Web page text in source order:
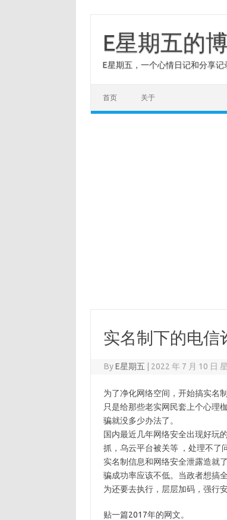
contentE星期五的
E星期五，一个心情日记和分享记
首页 关于
实名制下的电信
ByE星期五 2022 年 7 月 10 日
为了净化网络空间，开始搞实名
只是给那些老实网民套上个心理
骗就没多少办法了。
国内最近几年网络安全出现好玩
抓，乌云平台被关等 ，处理不了
实名制信息和网络安全泄露造就
骗成功率应该不低。当政者想搞
为还要去执行，层层加码，强行
贴一篇2017年的网文。